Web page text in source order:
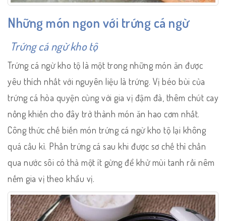
Những món ngon với trứng cá ngừ
Trứng cá ngừ kho tộ
Trứng cá ngừ kho tộ là một trong những món ăn được
yêu thích nhất với nguyên liệu là trứng. Vị béo bùi của
trứng cá hòa quyện cùng với gia vị đậm đà, thêm chút cay
nồng khiến cho đây trở thành món ăn hao cơm nhất.
Công thức chế biến món trứng cá ngừ kho tộ lại không
quá cầu kì. Phần trứng cá sau khi được sơ chế thì chần
qua nước sôi có thả một ít gừng để khử mùi tanh rồi nêm
nếm gia vị theo khẩu vị.